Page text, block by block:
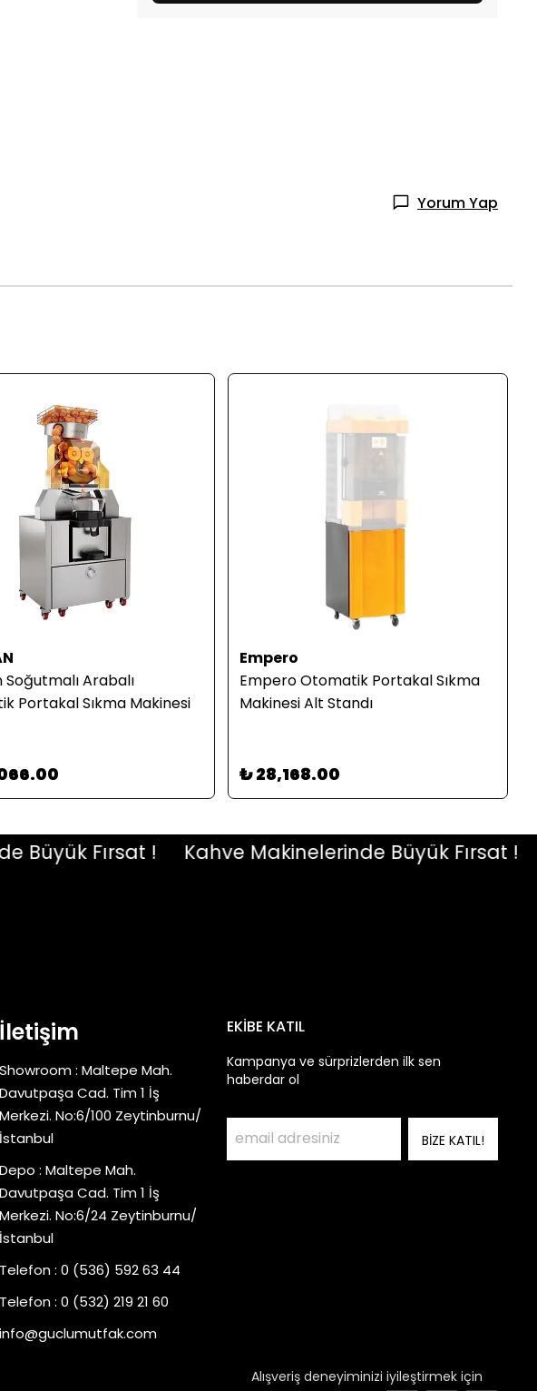
Alışveriş deneyiminizi iyileştirmek için
Yorum Yap
Arabalı
Portakal Sıkma Makinesi
Empero
Empero Otomatik Portakal Sıkma
Makinesi Alt Standı
₺ 28,168.00
Fırsat ! Kahve Makinelerinde Büyük Fırsat !
İletişim
Showroom : Maltepe Mah.
Davutpaşa Cad. Tim 1 İş
Merkezi. No:6/100 Zeytinburnu/
İstanbul
Depo : Maltepe Mah.
Davutpaşa Cad. Tim 1 İş
Merkezi. No:6/24 Zeytinburnu/
İstanbul
Telefon : 0 (536) 592 63 44
Telefon : 0 (532) 219 21 60
info@guclumutfak.com
EKİBE KATIL
Kampanya ve sürprizlerden ilk sen
haberdar ol
BİZE KATIL!